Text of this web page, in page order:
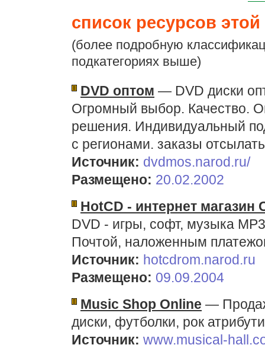
список ресурсов этой
(более подробную
подкатегориях выше)
DVD оптом — DVD диски
Огромный выбор. Качество.
решения. Индивидуальный
с регионами. заказы
Источник: dvdmos.narod.ru/
Размещено: 20.02.2002
HotCD - интернет магазин
DVD - игры, софт, музыка
Почтой, наложенным
Источник: hotcdrom.narod.ru
Размещено: 09.09.2004
Music Shop Online —
диски, футболки, рок
Источник: www.musical-